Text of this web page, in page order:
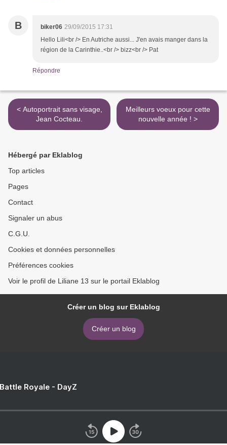
B biker06 29/09/2015 17:31
Hello Lili<br /> En Autriche aussi... J'en avais manger dans la
région de la Carinthie..<br /> bizz<br /> Pat
Répondre
< Autoportrait sans visage,
Jean Cocteau.
Meilleurs voeux pour cette
nouvelle année ! >
Hébergé par Eklablog
Top articles
Pages
Contact
Signaler un abus
C.G.U.
Cookies et données personnelles
Préférences cookies
Voir le profil de Liliane 13 sur le portail Eklablog
Créer un blog sur Eklablog
Créer un blog
Royale - DayZ